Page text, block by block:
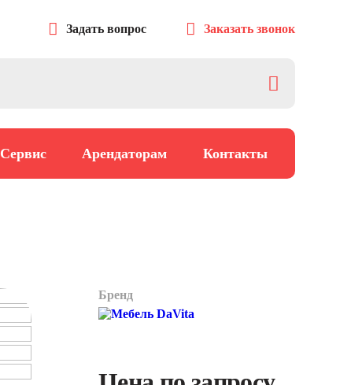
Задать вопрос Заказать звонок
Сервис Арендаторам Контакты
Бренд